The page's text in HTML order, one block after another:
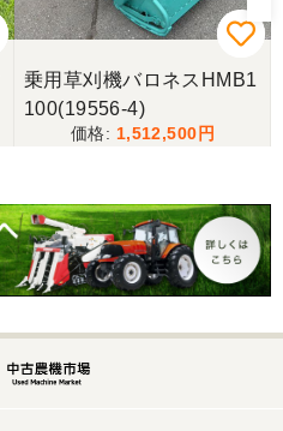
乗用草刈機バロネスHMB1
100(19556-4)
1,512,500